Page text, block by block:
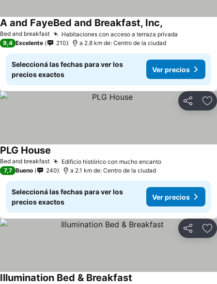
Bed and breakfast Habitaciones con acceso a terraza privada
A and FayeBed and Breakfast, Inc,
9,4 Excelente 210 a 2.8 km de: Centro de la ciudad
Seleccioná las fechas para ver los
precios exactos
Ver precios
Compartir
Bed and breakfast Edificio histórico con mucho encanto
PLG House
7,7 Bueno 240 a 2.1 km de: Centro de la ciudad
Seleccioná las fechas para ver los
precios exactos
Ver precios
Compartir
Illumination Bed & Breakfast